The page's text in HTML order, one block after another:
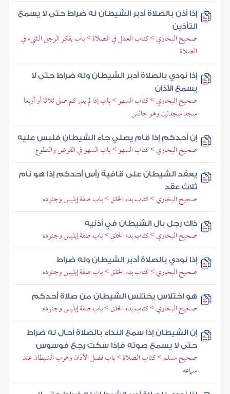
إذا أذن بالصلاة أدبر الشيطان له ضراط حتى لا يسمع
التأذين
صحيح البخاري > كتاب العمل في الصلاة > باب يفكر الرجل الشيء في
الصلاة
إذا نودي بالصلاة أدبر الشيطان وله ضراط حتى لا
يسمع الأذان
صحيح البخاري > كتاب السهو > باب إذا لم يدر كم صلى ثلاثا أو أربعا
سجد سجدتين وهو جالس
إن أحدكم إذا قام يصلي جاء الشيطان فلبس عليه
صحيح البخاري > كتاب السهو > باب السهو في الفرض والتطوع
يعقد الشيطان على قافية رأس أحدكم إذا هو نام
ثلاث عقد
صحيح البخاري > كتاب بدء الخلق > باب صفة إبليس وجنوده
ذاك رجل بال الشيطان في أذنيه
صحيح البخاري > كتاب بدء الخلق > باب صفة إبليس وجنوده
إذا نودي بالصلاة أدبر الشيطان وله ضراط
صحيح البخاري > كتاب بدء الخلق > باب صفة إبليس وجنوده
هو اختلاس يختلس الشيطان من صلاة أحدكم
صحيح البخاري > كتاب بدء الخلق > باب صفة إبليس وجنوده
إن الشيطان إذا سمع النداء بالصلاة أحال له ضراط
حتى لا يسمع صوته فإذا سكت رجع فوسوس
صحيح مسلم > كتاب الصلاة > باب فضل الأذان وهرب الشيطان عند
سماعه